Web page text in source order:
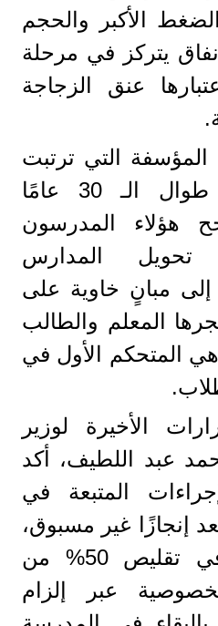
الضغط الأكبر والحجم
يتركز في مرحلة
عنق الزجاجة
المؤسفة التي ترتبت
على هذا الوضع طوال الـ 30 عامًا
هؤلاء المدرسون
تحويل المدارس
إلى مبانٍ خاوية على
المعلم والطالب
هي المتحكم الأول في
الأخيرة لوزير
عبد اللطيف، أكد
المتبعة في
إنجازًا غير مسبوق،
ونجحت الوزارة في تقليص 50% من
عبر إلزام